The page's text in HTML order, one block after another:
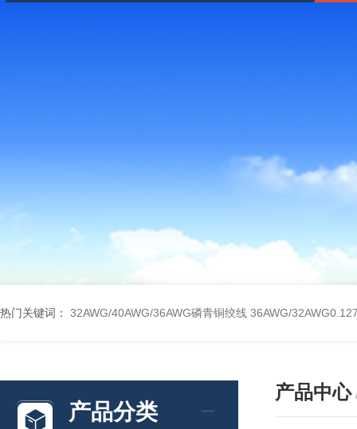
热门关键词： 32AWG/40AWG/36AWG磷青铜绞线 36AWG/
产品分类
产品中心